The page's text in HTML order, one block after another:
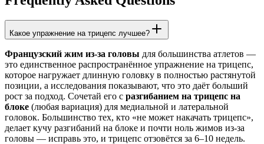
Какое упражнение на трицепс лучшее?
Французский жим из-за головы для большинства атлетов —
это единственное распространённое упражнение на трицепс,
которое нагружает длинную головку в полностью растянутой
позиции, а исследования показывают, что это даёт больший
рост за подход. Сочетай его с разгибанием на трицепс на
блоке (любая вариация) для медиальной и латеральной
головок. Большинство тех, кто «не может накачать трицепс»,
делает кучу разгибаний на блоке и почти ноль жимов из-за
головы — исправь это, и трицепс отзовётся за 6–10 недель.